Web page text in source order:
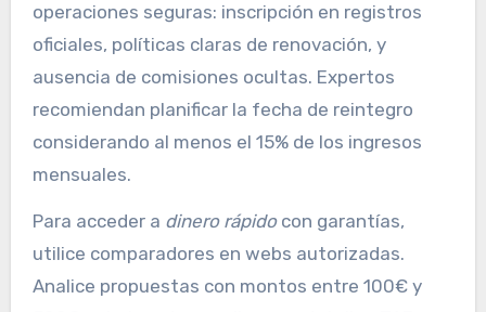
operaciones seguras: inscripción en registros
oficiales, políticas claras de renovación, y
ausencia de comisiones ocultas. Expertos
recomiendan planificar la fecha de reintegro
considerando al menos el 15% de los ingresos
mensuales.
Para acceder a dinero rápidocon garantías,
utilice comparadores en webs autorizadas.
Analice propuestas con montos entre 100€ y